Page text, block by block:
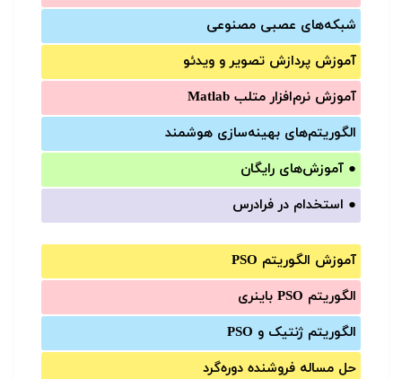
شبکه‌های عصبی مصنوعی
آموزش‌ پردازش تصویر و ویدئو
آموزش‌ نرم‌افزار متلب Matlab
الگوریتم‌های بهینه‌سازی هوشمند
● آموزش‌های رایگان
● استخدام در فرادرس
آموزش الگوریتم PSO
الگوریتم PSO باینری
الگوریتم ژنتیک و PSO
حل مساله فروشنده دوره‌گرد